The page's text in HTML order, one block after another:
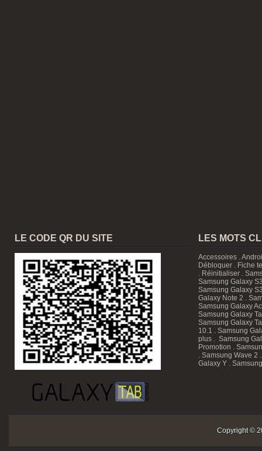
LE CODE QR DU SITE LES MOTS
Accessoires.
Débloquer. Fiche
. Réinitialiser.
Samsung Galaxy
Samsung Galaxy
Galaxy Note 2 .
Samsung Galaxy
Samsung Galaxy
Samsung Galaxy
10.1 . Samsung
plus . Samsung
Promotion .
. Samsung Wave 2
Galaxy Y .
Copyright ©